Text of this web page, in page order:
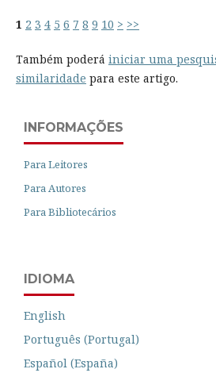
1 2 3 4 5 6 7 8 9 10 > >>
Também poderá iniciar uma
similaridade para este artigo.
INFORMAÇÕES
Para Leitores
Para Autores
Para Bibliotecários
IDIOMA
English
Português (Portugal)
Español (España)